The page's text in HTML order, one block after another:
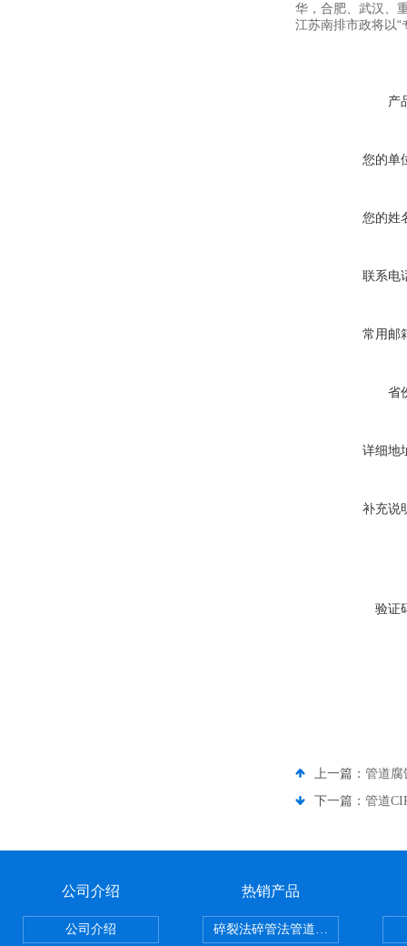
华，合肥、武汉、
江苏南排市政将以“
产
您的单
您的姓
联系电
常用邮
省
详细地
补充说
验证
上一篇： 管道腐
下一篇： 管道
公司介绍
公司介绍
热销产品
碎裂法碎管法管道修复技术